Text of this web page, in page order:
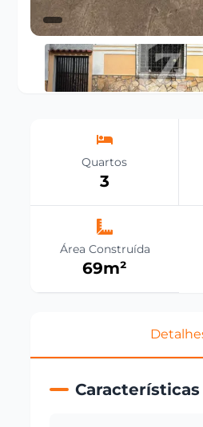
Quartos
3
Área Construída
69m²
Características